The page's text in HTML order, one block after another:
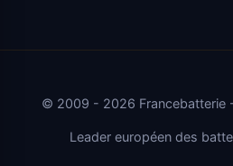
© 2009 - 2026 Francebatterie
Leader européen des